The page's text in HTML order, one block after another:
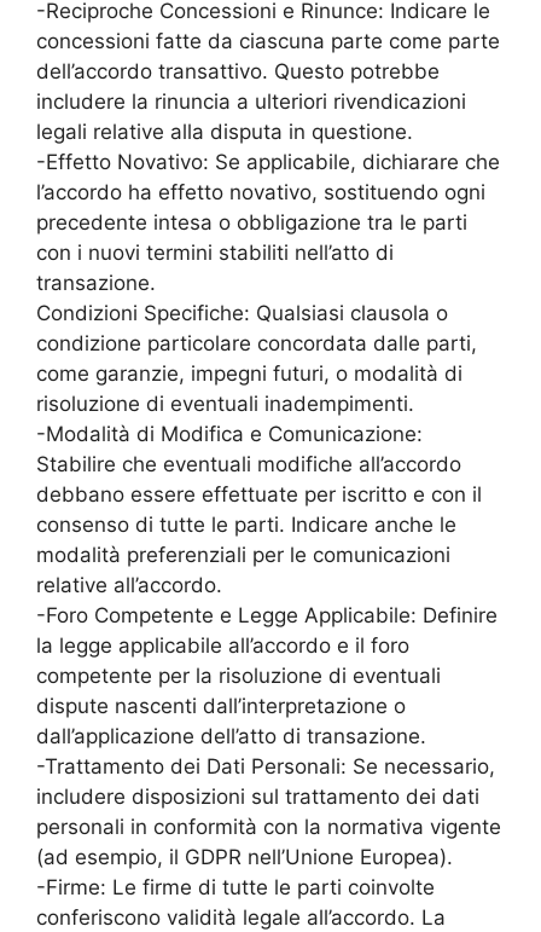
-Reciproche Concessioni e Rinunce: Indicare le
concessioni fatte da ciascuna parte come parte
dell’accordo transattivo. Questo potrebbe
includere la rinuncia a ulteriori rivendicazioni
legali relative alla disputa in questione.
-Effetto Novativo: Se applicabile, dichiarare che
l’accordo ha effetto novativo, sostituendo ogni
precedente intesa o obbligazione tra le parti
con i nuovi termini stabiliti nell’atto di
transazione.
Condizioni Specifiche: Qualsiasi clausola o
condizione particolare concordata dalle parti,
come garanzie, impegni futuri, o modalità di
risoluzione di eventuali inadempimenti.
-Modalità di Modifica e Comunicazione:
Stabilire che eventuali modifiche all’accordo
debbano essere effettuate per iscritto e con il
consenso di tutte le parti. Indicare anche le
modalità preferenziali per le comunicazioni
relative all’accordo.
-Foro Competente e Legge Applicabile: Definire
la legge applicabile all’accordo e il foro
competente per la risoluzione di eventuali
dispute nascenti dall’interpretazione o
dall’applicazione dell’atto di transazione.
-Trattamento dei Dati Personali: Se necessario,
includere disposizioni sul trattamento dei dati
personali in conformità con la normativa vigente
(ad esempio, il GDPR nell’Unione Europea).
-Firme: Le firme di tutte le parti coinvolte
conferiscono validità legale all’accordo. La